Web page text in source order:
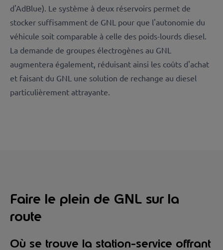
d'AdBlue). Le système à deux réservoirs permet de
stocker suffisamment de GNL pour que l'autonomie du
véhicule soit comparable à celle des poids-lourds diesel.
La demande de groupes électrogènes au GNL
augmentera également, réduisant ainsi les coûts d'achat
et faisant du GNL une solution de rechange au diesel
particulièrement attrayante.
Faire le plein de GNL sur la
route
Où se trouve la station-service offrant